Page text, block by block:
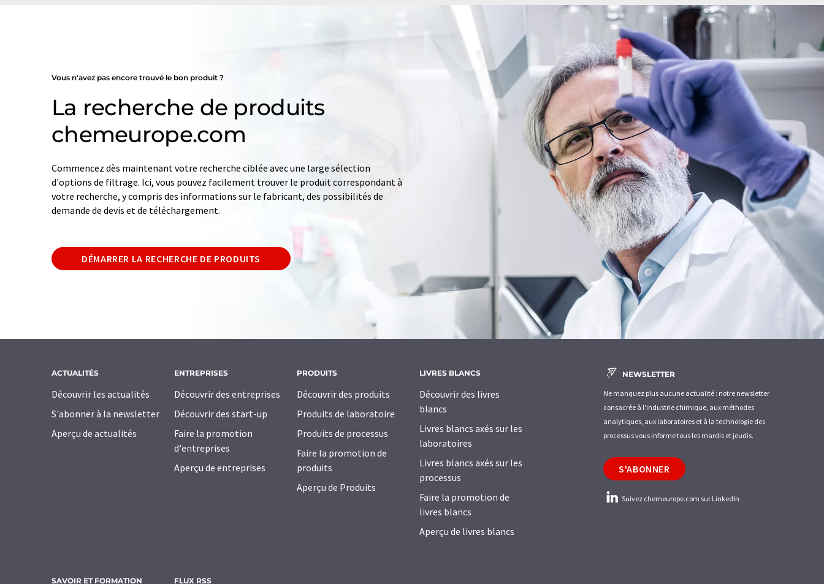
Vous n'avez pas encore trouvé le bon produit ?
La recherche de produits
chemeurope.com
Commencez dès maintenant votre recherche ciblée avec une large sélection
d'options de filtrage. Ici, vous pouvez facilement trouver le produit correspondant à
votre recherche, y compris des informations sur le fabricant, des possibilités de
demande de devis et de téléchargement.
DÉMARRER LA RECHERCHE DE PRODUITS
ACTUALITÉS
Découvrir les actualités
S'abonner à la newsletter
Aperçu de actualités
ENTREPRISES
Découvrir des entreprises
Découvrir des start-up
Faire la promotion
d'entreprises
Aperçu de entreprises
PRODUITS
Découvrir des produits
Produits de laboratoire
Produits de processus
Faire la promotion de
produits
Aperçu de Produits
LIVRES BLANCS
Découvrir des livres
blancs
Livres blancs axés sur les
laboratoires
Livres blancs axés sur les
processus
Faire la promotion de
livres blancs
Aperçu de livres blancs
SAVOIR ET FORMATION FLUX RSS
NEWSLETTER
Ne manquez plus aucune actualité : notre newsletter
consacrée à l'industrie chimique, aux méthodes
analytiques, aux laboratoires et à la technologie des
processus vous informe tous les mardis et jeudis.
S'ABONNER
Suivez chemeurope.com sur LinkedIn